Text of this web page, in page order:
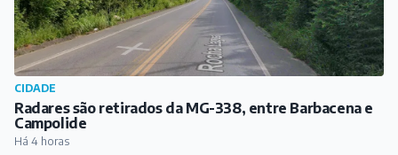
CIDADE
Radares são retirados da MG-338, entre Barbacena e
Campolide
Há 4 horas